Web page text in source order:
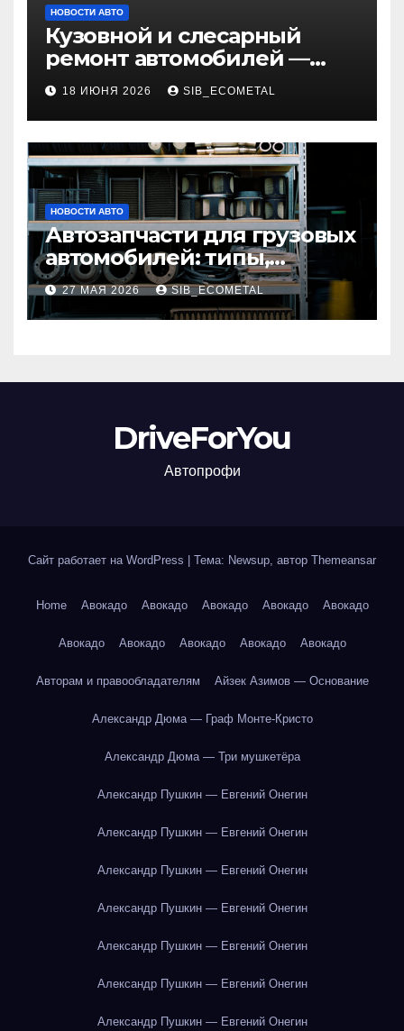
НОВОСТИ АВТО
Кузовной и слесарный
ремонт автомобилей —
наличие оригинальных
запчастей и типичные
сроки выполнения работ
18 ИЮНЯ 2026 SIB_ECOMETAL
НОВОСТИ АВТО
Автозапчасти для грузовых
автомобилей: типы,
совместимость и критерии
подбора
27 МАЯ 2026 SIB_ECOMETAL
DriveForYou
Автопрофи
Сайт работает на WordPress Тема: Newsup, автор Themeansar
Home Авокадо Авокадо Авокадо Авокадо Авокадо
Авокадо Авокадо Авокадо Авокадо Авокадо
Авторам и правообладателям Айзек Азимов — Основание
Александр Дюма — Граф Монте-Кристо
Александр Дюма — Три мушкетёра
Александр Пушкин — Евгений Онегин
Александр Пушкин — Евгений Онегин
Александр Пушкин — Евгений Онегин
Александр Пушкин — Евгений Онегин
Александр Пушкин — Евгений Онегин
Александр Пушкин — Евгений Онегин
Александр Пушкин — Евгений Онегин